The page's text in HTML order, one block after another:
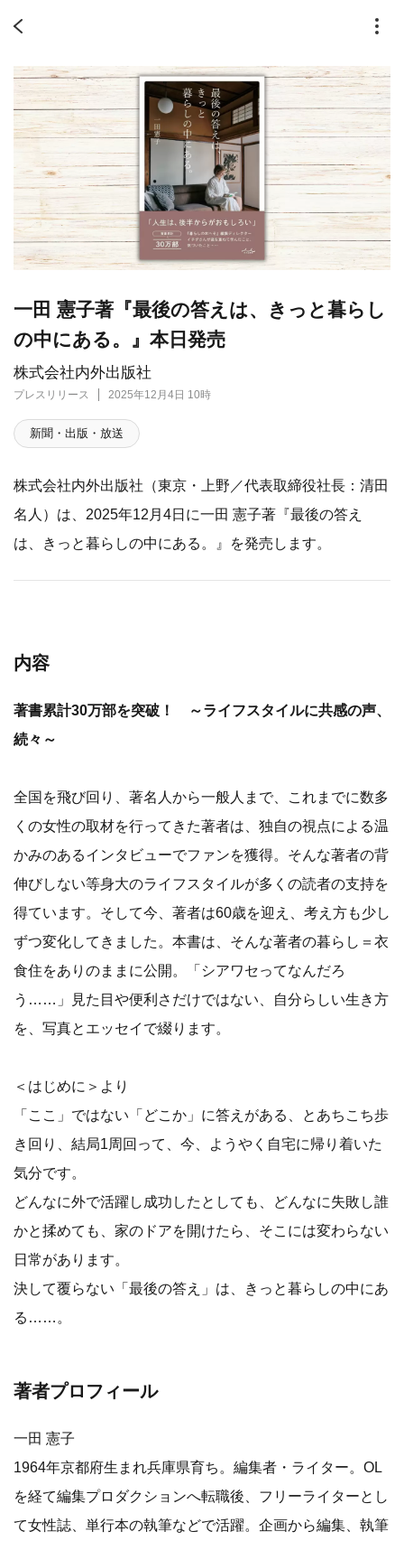
株式会社内外出版社
プレスリリース 2025年12月4日 10時
一田 憲子著『最後の答えは、きっと暮らし
の中にある。』本日発売
新聞・出版・放送
株式会社内外出版社（東京・上野／代表取締役社長：清田
名人）は、2025年12月4日に一田 憲子著『最後の答え
は、きっと暮らしの中にある。』を発売します。
内容
著書累計30万部を突破！ ～ライフスタイルに共感の声、
続々～
全国を飛び回り、著名人から一般人まで、これまでに数多
くの女性の取材を行ってきた著者は、独自の視点による温
かみのあるインタビューでファンを獲得。そんな著者の背
伸びしない等身大のライフスタイルが多くの読者の支持を
得ています。そして今、著者は60歳を迎え、考え方も少し
ずつ変化してきました。本書は、そんな著者の暮らし＝衣
食住をありのままに公開。「シアワセってなんだろ
う……」見た目や便利さだけではない、自分らしい生き方
を、写真とエッセイで綴ります。
＜はじめに＞より
「ここ」ではない「どこか」に答えがある、とあちこち歩
き回り、結局1周回って、今、ようやく自宅に帰り着いた
気分です。
どんなに外で活躍し成功したとしても、どんなに失敗し誰
かと揉めても、家のドアを開けたら、そこには変わらない
日常があります。
決して覆らない「最後の答え」は、きっと暮らしの中にあ
る……。
著者プロフィール
一田 憲子
1964年京都府生まれ兵庫県育ち。編集者・ライター。OL
を経て編集プロダクションへ転職後、フリーライターとし
て女性誌、単行本の執筆などで活躍。企画から編集、執筆